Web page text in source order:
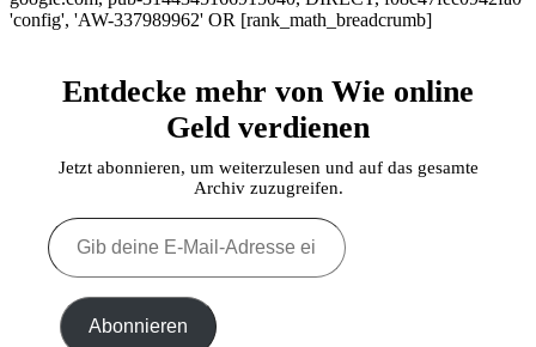
'config', 'AW-337989962' OR [rank_math_breadcrumb]
Entdecke mehr von Wie online
Geld verdienen
Jetzt abonnieren, um weiterzulesen und auf das gesamte
Archiv zuzugreifen.
Gib
deine
E-
Mail-
Adresse
ein ... Abonnieren